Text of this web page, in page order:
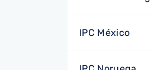
IPC México